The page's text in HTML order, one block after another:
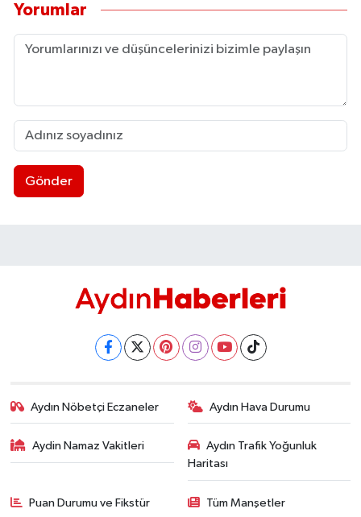
Yorumlar
Gönder
Aydın Nöbetçi Eczaneler Aydın Hava Durumu
Aydin Namaz Vakitleri
Aydın Trafik Yoğunluk
Haritası
Puan Durumu ve Fikstür Tüm Manşetler